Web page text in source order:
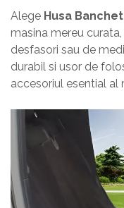
Alege Husa
masina mereu
desfasori sau de
durabil si usor de
accesoriul esential al